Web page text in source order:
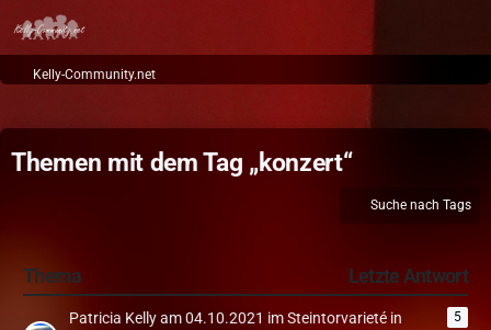
Kelly-Community.net
Themen mit dem Tag „konzert“
Suche nach Tags
Thema Letzte Antwort
Patricia Kelly am 04.10.2021 im Steintorvarieté in
5